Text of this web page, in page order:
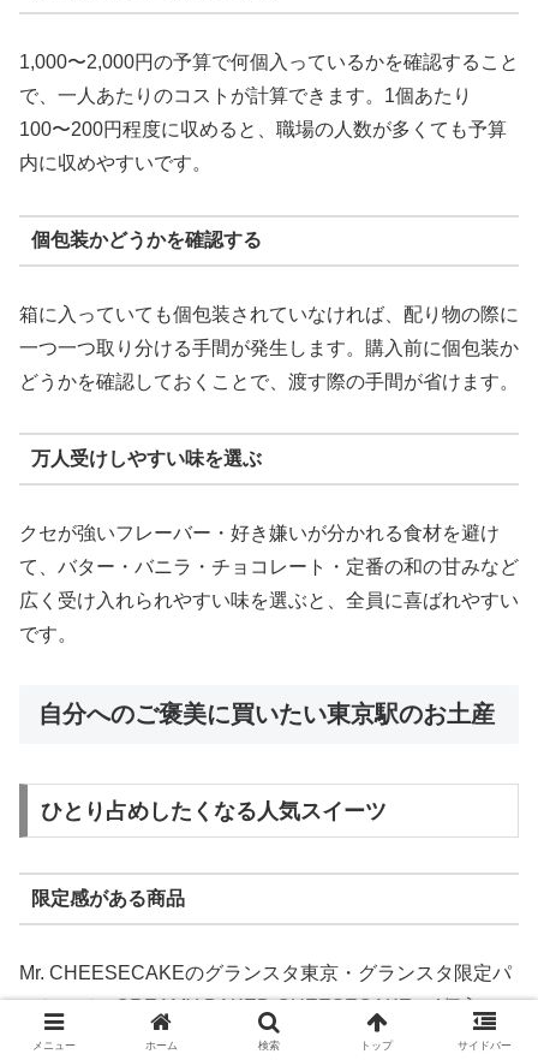
1,000〜2,000円の予算で何個入っているかを確認すること
で、一人あたりのコストが計算できます。1個あたり
100〜200円程度に収めると、職場の人数が多くても予算
内に収めやすいです。
個包装かどうかを確認する
箱に入っていても個包装されていなければ、配り物の際に
一つ一つ取り分ける手間が発生します。購入前に個包装か
どうかを確認しておくことで、渡す際の手間が省けます。
万人受けしやすい味を選ぶ
クセが強いフレーバー・好き嫌いが分かれる食材を避け
て、バター・バニラ・チョコレート・定番の和の甘みなど
広く受け入れられやすい味を選ぶと、全員に喜ばれやすい
です。
自分へのご褒美に買いたい東京駅のお土産
ひとり占めしたくなる人気スイーツ
限定感がある商品
Mr. CHEESECAKEのグランスタ東京・グランスタ限定パ
ッケージのCREAMY BAKED CHEESECAKE（4個入
1,782円）のような、東京駅・グランスタ店限定パッケー
メニュー ホーム 検索 トップ サイドバー